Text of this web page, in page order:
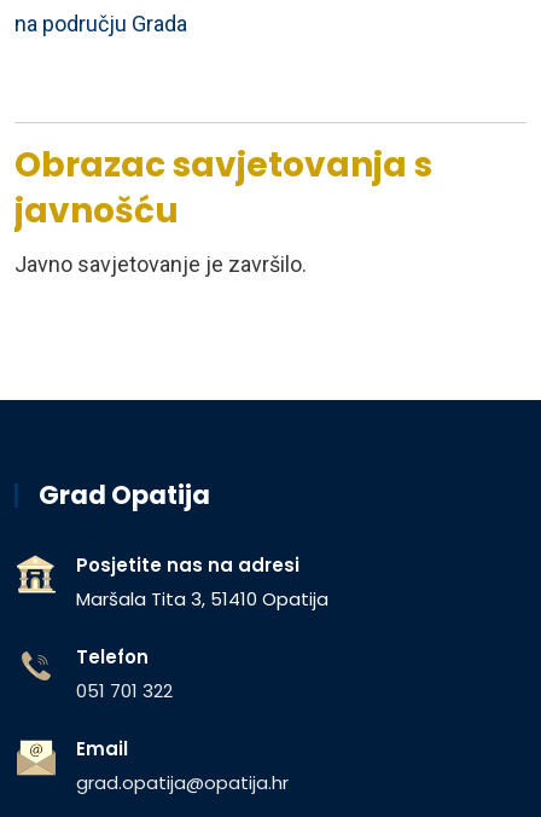
na području Grada
Obrazac savjetovanja s
javnošću
Javno savjetovanje je završilo.
Grad Opatija
Posjetite nas na adresi
Maršala Tita 3, 51410 Opatija
Telefon
051 701 322
Email
grad.opatija@opatija.hr